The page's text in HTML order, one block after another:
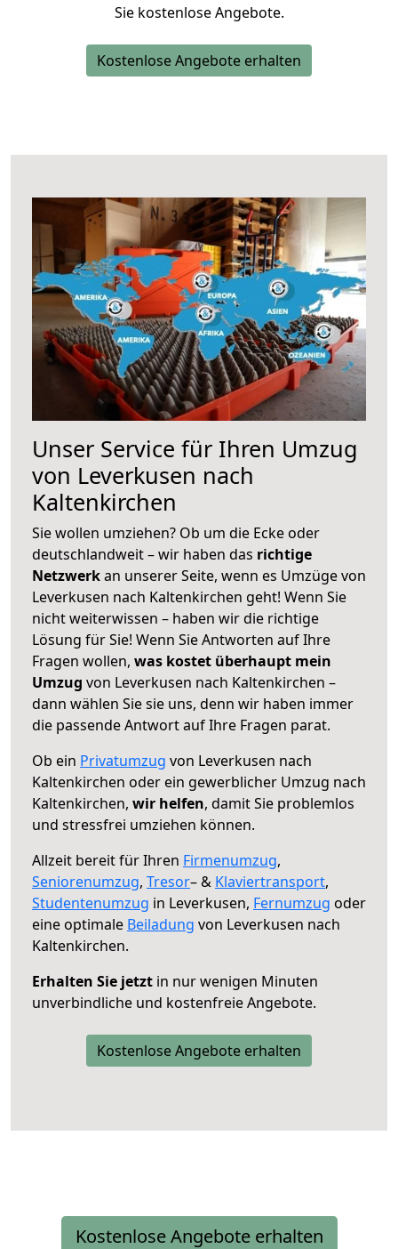
Sie kostenlose Angebote.
Kostenlose Angebote erhalten
Unser Service für Ihren Umzug
von Leverkusen nach
Kaltenkirchen
Sie wollen umziehen? Ob um die Ecke oder
deutschlandweit – wir haben das richtige
Netzwerkan unserer Seite, wenn es Umzüge von
Leverkusen nach Kaltenkirchen geht! Wenn Sie
nicht weiterwissen – haben wir die richtige
Lösung für Sie! Wenn Sie Antworten auf Ihre
Fragen wollen, was kostet überhaupt mein
Umzug von Leverkusen nach Kaltenkirchen –
dann wählen Sie sie uns, denn wir haben immer
die passende Antwort auf Ihre Fragen parat.
Ob ein Privatumzug von Leverkusen nach
Kaltenkirchen oder ein gewerblicher Umzug nach
Kaltenkirchen, wir helfen, damit Sie problemlos
und stressfrei umziehen können.
Allzeit bereit für Ihren Firmenumzug,
Seniorenumzug, Tresor– & Klaviertransport,
Studentenumzug in Leverkusen, Fernumzug oder
eine optimale Beiladung von Leverkusen nach
Kaltenkirchen.
Erhalten Sie jetzt in nur wenigen Minuten
unverbindliche und kostenfreie Angebote.
Kostenlose Angebote erhalten
Kostenlose Angebote erhalten